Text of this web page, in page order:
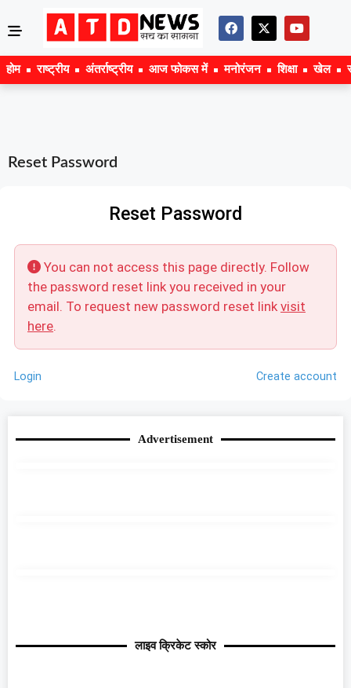
होम राष्ट्रीय अंतर्राष्ट्रीय आज फोकस में मनोरंजन शिक्षा खेल
Reset Password
Reset Password
You can not access this page directly. Follow
the password reset link you received in your
email. To request new password reset link visit
here.
Login Create account
Advertisement
लाइव क्रिकेट स्कोर